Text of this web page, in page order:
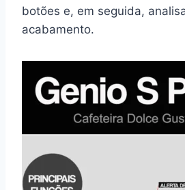
botões e, em seguida,
acabamento.